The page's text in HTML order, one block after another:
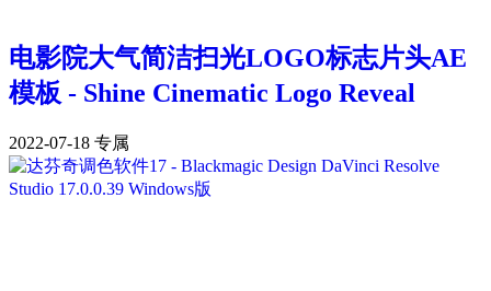
电影院大气简洁扫光LOGO标志片头AE
模板 - Shine Cinematic Logo Reveal
2022-07-18 专属